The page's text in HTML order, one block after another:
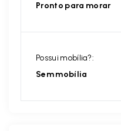
Pronto para morar
Possui mobília?:
Sem mobília